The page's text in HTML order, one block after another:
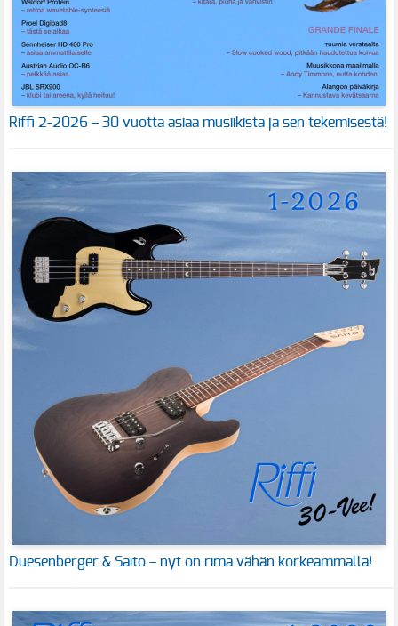
Riffi 2-2026 – 30 vuotta asiaa musiikista ja sen tekemisestä!
Duesenberger & Saito – nyt on rima vähän korkeammalla!